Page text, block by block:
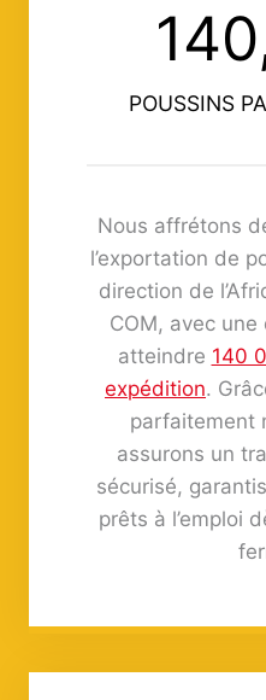
POUSSINS
Nous affrétons
l’exportation de
direction de
COM, avec
atteindre 140
expédition.
parfaitement
assurons un
sécurisé,
prêts à l’emploi